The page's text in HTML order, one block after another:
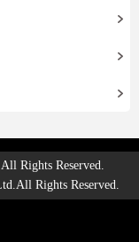
Rights Reserved.
Rights Reserved.